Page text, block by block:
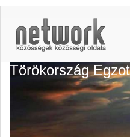
Törökország